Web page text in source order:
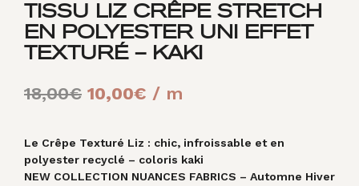
TISSU LIZ CRÊPE STRETCH
EN POLYESTER UNI EFFET
TEXTURÉ – KAKI
18,00€ Le
initial
était :
10,00€ Le
actuel
est :
/ m
Le Crêpe Texturé Liz : chic, infroissable et en
polyester recyclé – coloris kaki
NEW COLLECTION NUANCES FABRICS – Automne Hiver